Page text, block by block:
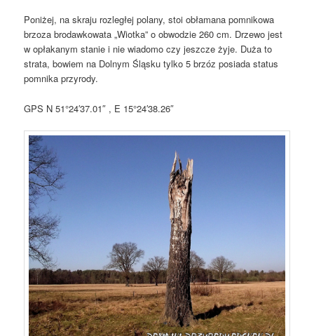
Poniżej, na skraju rozległej polany, stoi obłamana pomnikowa
brzoza brodawkowata „Wiotka” o obwodzie 260 cm. Drzewo jest
w opłakanym stanie i nie wiadomo czy jeszcze żyje. Duża to
strata, bowiem na Dolnym Śląsku tylko 5 brzóz posiada status
pomnika przyrody.
GPS N 51°24′37.01″ , E 15°24′38.26″